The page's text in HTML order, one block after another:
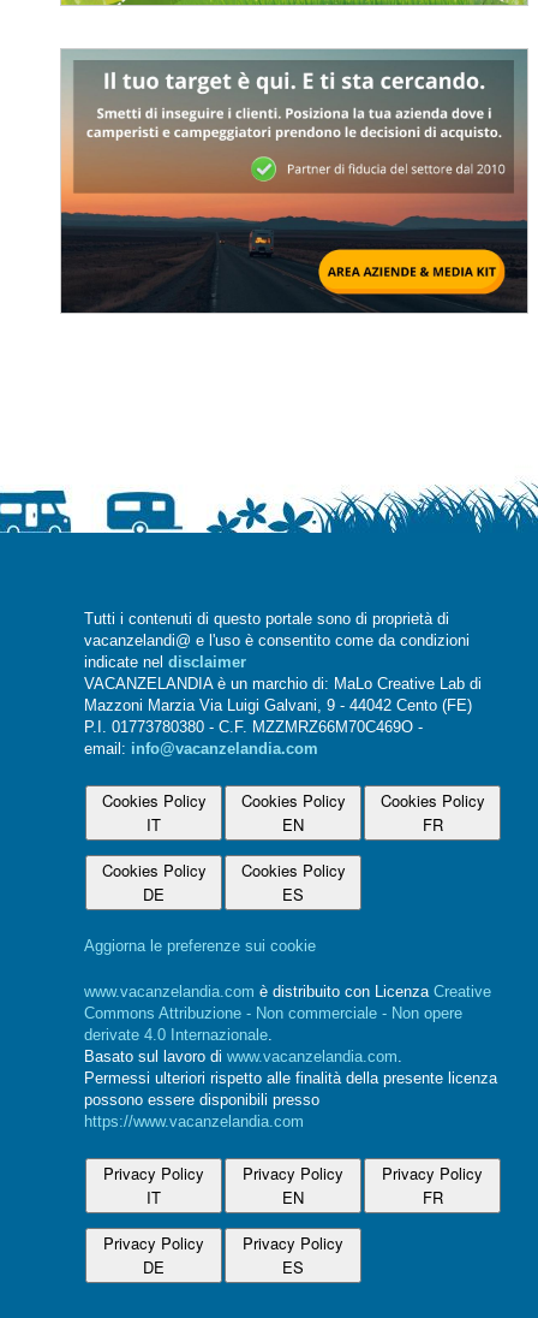
Tutti i contenuti di questo portale sono di proprietà di
vacanzelandi@ e l'uso è consentito come da condizioni
indicate nel disclaimer
VACANZELANDIA è un marchio di: MaLo Creative Lab di
Mazzoni Marzia Via Luigi Galvani, 9 - 44042 Cento (FE)
P.I. 01773780380 - C.F. MZZMRZ66M70C469O -
email: info@vacanzelandia.com
Cookies Policy
IT
Cookies Policy
EN
Cookies Policy
FR
Cookies Policy
DE
Cookies Policy
ES
Aggiorna le preferenze sui cookie
www.vacanzelandia.com è distribuito con Licenza Creative
Commons Attribuzione - Non commerciale - Non opere
derivate 4.0 Internazionale
Basato sul lavoro di www.vacanzelandia.com
Permessi ulteriori rispetto alle finalità della presente licenza
possono essere disponibili presso
https://www.vacanzelandia.com
Privacy Policy
IT
Privacy Policy
EN
Privacy Policy
FR
Privacy Policy
DE
Privacy Policy
ES